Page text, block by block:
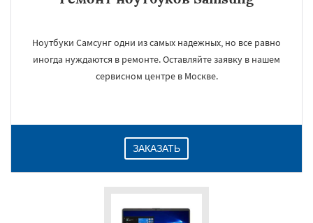
Ноутбуки Самсунг одни из самых надежных, но все равно
иногда нуждаются в ремонте. Оставляйте заявку в нашем
сервисном центре в Москве.
ЗАКАЗАТЬ